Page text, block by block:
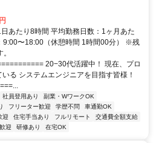
あたり8時間 平均勤務日数：1ヶ月あた
9:00〜18:00（休憩時間 1時間00分） ※残
20−30代活躍中！ 現在、プロ
る システムエンジニアを目指す皆様！
社員登用あり
副業・WワークOK
フリーター歓迎 学歴不問
車通勤OK
迎 住宅手当あり フルリモート
交通費全額支給
迎 研修あり 在宅OK